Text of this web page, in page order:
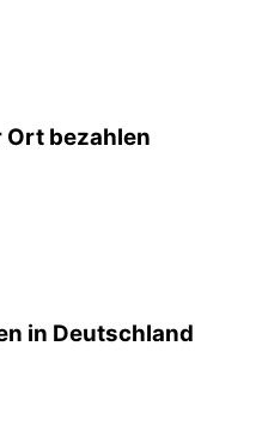
Ort bezahlen
in Deutschland